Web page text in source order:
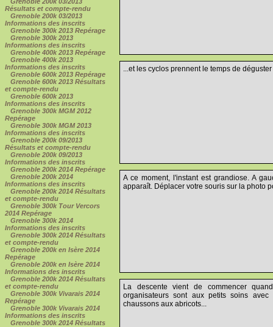
Résultats et compte-rendu
Grenoble 200k 03/2013
Informations des inscrits
Grenoble 300k 2013 Repérage
Grenoble 300k 2013
Informations des inscrits
Grenoble 400k 2013 Repérage
Grenoble 400k 2013
Informations des inscrits
Grenoble 600k 2013 Repérage
Grenoble 600k 2013 Résultats
et compte-rendu
Grenoble 600k 2013
Informations des inscrits
Grenoble 300k MGM 2012
Repérage
Grenoble 300k MGM 2013
Informations des inscrits
Grenoble 200k 09/2013
Résultats et compte-rendu
Grenoble 200k 09/2013
Informations des inscrits
Grenoble 200k 2014 Repérage
Grenoble 200k 2014
Informations des inscrits
Grenoble 200k 2014 Résultats
et compte-rendu
Grenoble 300k Tour Vercors
2014 Repérage
Grenoble 300k 2014
Informations des inscrits
Grenoble 300k 2014 Résultats
et compte-rendu
Grenoble 200k en Isère 2014
Repérage
Grenoble 200k en Isère 2014
Informations des inscrits
Grenoble 200k 2014 Résultats
et compte-rendu
Grenoble 300k Vivarais 2014
Repérage
Grenoble 300k Vivarais 2014
Informations des inscrits
Grenoble 300k 2014 Résultats
...et les cyclos prennent le temps de
A ce moment, l'instant est grandiose. A
apparaît. Déplacer votre souris sur la photo
La descente vient de commencer
organisateurs sont aux petits soins
chaussons aux abricots...